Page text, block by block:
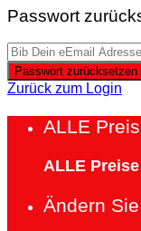
Passwort
Passwort zurücksetzen
Zurück zum Login
ALLE
ALLE
Ändern